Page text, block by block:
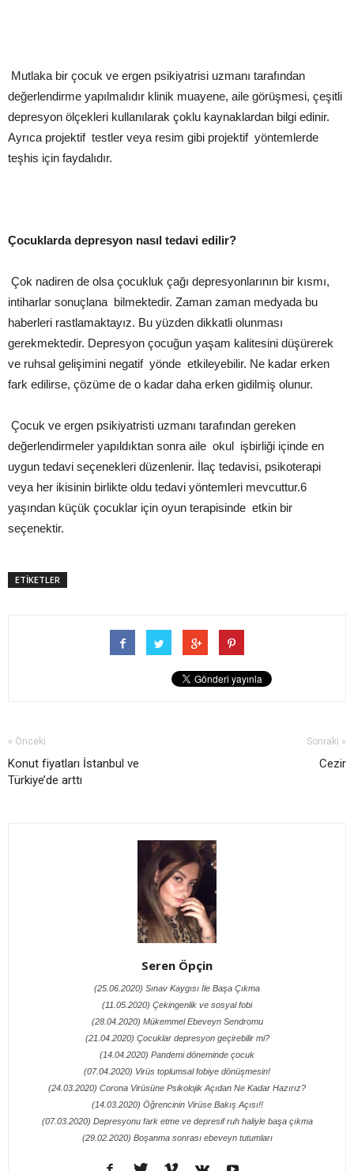
Mutlaka bir çocuk ve ergen psikiyatrisi uzmanı tarafından
değerlendirme yapılmalıdır klinik muayene, aile görüşmesi, çeşitli
depresyon ölçekleri kullanılarak çoklu kaynaklardan bilgi edinir.
Ayrıca projektif testler veya resim gibi projektif yöntemlerde
teşhis için faydalıdır.
Çocuklarda depresyon nasıl tedavi edilir?
Çok nadiren de olsa çocukluk çağı depresyonlarının bir kısmı,
intiharlar sonuçlana bilmektedir. Zaman zaman medyada bu
haberleri rastlamaktayız. Bu yüzden dikkatli olunması
gerekmektedir. Depresyon çocuğun yaşam kalitesini düşürerek
ve ruhsal gelişimini negatif yönde etkileyebilir. Ne kadar erken
fark edilirse, çözüme de o kadar daha erken gidilmiş olunur.
Çocuk ve ergen psikiyatristi uzmanı tarafından gereken
değerlendirmeler yapıldıktan sonra aile okul işbirliği içinde en
uygun tedavi seçenekleri düzenlenir. İlaç tedavisi, psikoterapi
veya her ikisinin birlikte oldu tedavi yöntemleri mevcuttur.6
yaşından küçük çocuklar için oyun terapisinde etkin bir
seçenektir.
ETİKETLER
« Önceki
Konut fiyatları İstanbul ve
Türkiye’de arttı
Sonraki »
Cezir
Seren Öpçin
(25.06.2020) Sınav Kaygısı İle Başa Çıkma
(11.05.2020) Çekingenlik ve sosyal fobi
(28.04.2020) Mükemmel Ebeveyn Sendromu
(21.04.2020) Çocuklar depresyon geçirebilir mi?
(14.04.2020) Pandemi döneminde çocuk
(07.04.2020) Virüs toplumsal fobiye dönüşmesin!
(24.03.2020) Corona Virüsüne Psikolojik Açıdan Ne Kadar Hazırız?
(14.03.2020) Öğrencinin Virüse Bakış Açısı!!
(07.03.2020) Depresyonu fark etme ve depresif ruh haliyle başa çıkma
(29.02.2020) Boşanma sonrası ebeveyn tutumları